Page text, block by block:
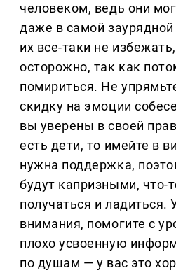
человеком, ведь они
даже в самой
их все-таки не
осторожно, так как
помириться. Не
скидку на эмоции
вы уверены в своей
есть дети, то имейте в
нужна поддержка,
будут капризными, что-
получаться и ладиться.
внимания, помогите с
плохо усвоенную
по душам — у вас это